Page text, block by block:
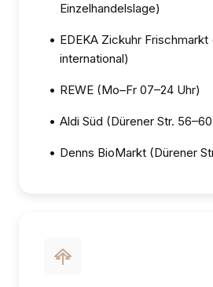
Einzelhandelslage)
• EDEKA Zickuhr Frischmarkt
international)
• REWE (Mo–Fr 07–24 Uhr)
• Aldi Süd (Dürener Str.
• Denns BioMarkt (Dürener